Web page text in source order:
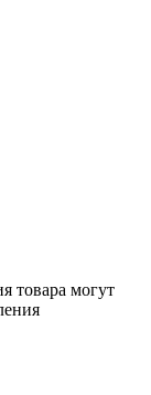
товара могут